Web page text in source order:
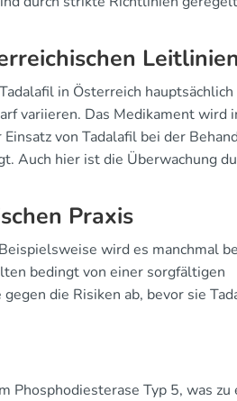
Leitlinien
in Österreich hauptsächlich
variieren. Das Medikament wird
von Tadalafil bei der
Auch hier ist die Überwachung
Praxis
wird es manchmal
bedingt von einer sorgfältigen
die Risiken ab, bevor sie
Phosphodiesterase Typ 5, was zu